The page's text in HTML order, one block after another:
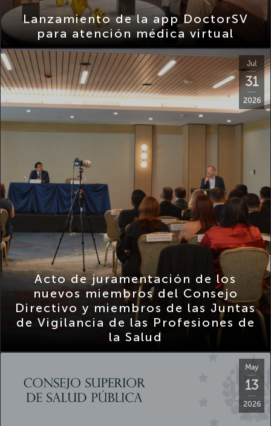
para atención médica virtual
31
2026
Acto de juramentación de los
nuevos miembros del Consejo
Directivo y miembros de las Juntas
de Vigilancia de las Profesiones de
la Salud
13
2026